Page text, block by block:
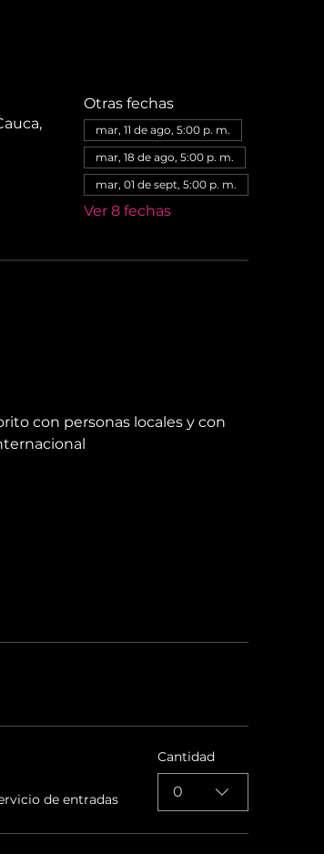
Otras fechas
mar, 11 de ago, 5:00 p. m.
mar, 18 de ago, 5:00 p. m.
mar, 01 de sept, 5:00 p. m.
Ver 8 fechas
con personas locales y con
de entradas
Cantidad
0